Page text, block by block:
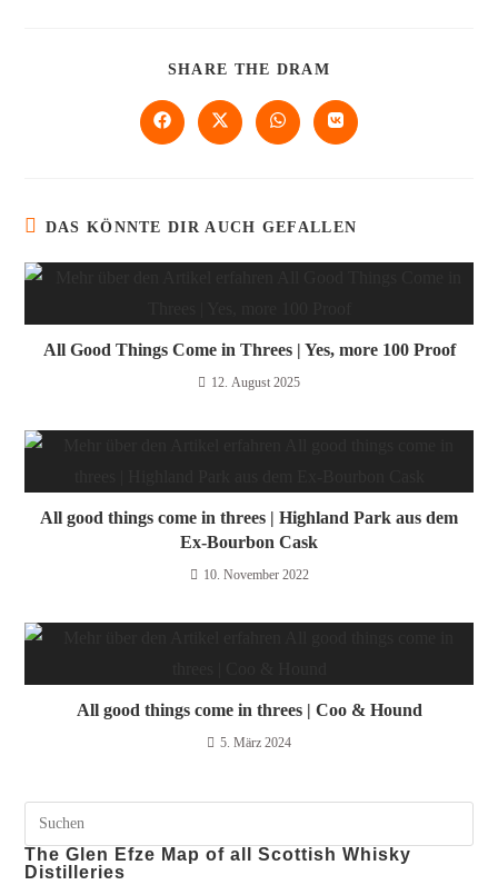
SHARE THE DRAM
DAS KÖNNTE DIR AUCH GEFALLEN
All Good Things Come in Threes | Yes, more 100 Proof
12. August 2025
All good things come in threes | Highland Park aus dem
Ex-Bourbon Cask
10. November 2022
All good things come in threes | Coo & Hound
5. März 2024
The Glen Efze Map of all Scottish Whisky
Distilleries